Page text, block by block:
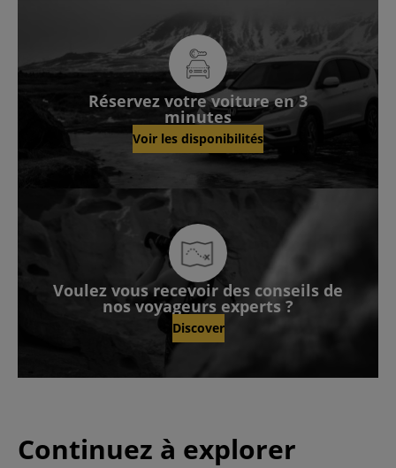
Réservez votre voiture en 3
minutes
Voir les disponibilités
Voulez vous recevoir des conseils de
nos voyageurs experts ?
Discover
Continuez à explorer